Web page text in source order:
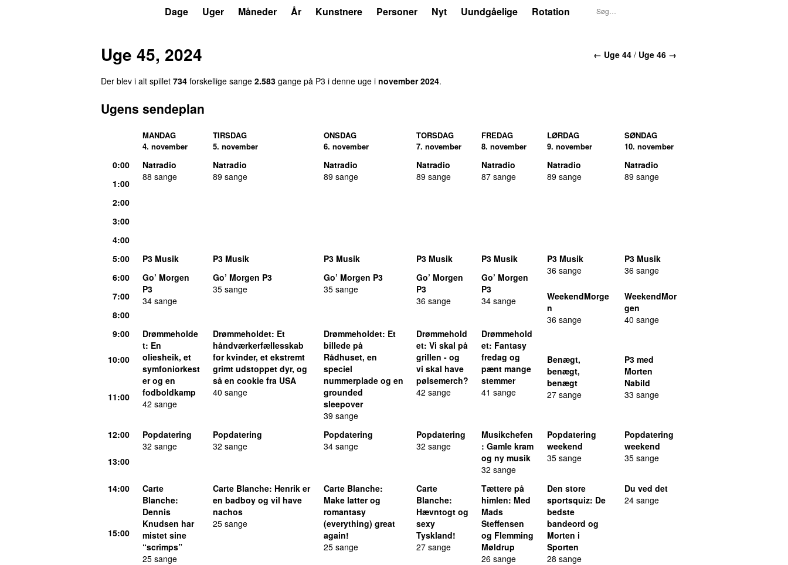
Dage Uger Måneder År Kunstnere Personer Nyt Uundgåelige Rotation
← Uge 44 / Uge 46 →
Uge 45, 2024
Der blev i alt spillet 734 forskellige sange 2.583 gange på P3 i denne uge i november 2024.
Ugens sendeplan
MANDAG
4. november
TIRSDAG
5. november
ONSDAG
6. november
TORSDAG
7. november
FREDAG
8. november
LØRDAG
9. november
SØNDAG
10. november
0:00
Natradio
88 sange
Natradio
89 sange
Natradio
89 sange
Natradio
89 sange
Natradio
87 sange
Natradio
89 sange
Natradio
89 sange
1:00
2:00
3:00
4:00
5:00
P3 Musik P3 Musik P3 Musik P3 Musik P3 Musik
P3 Musik
36 sange
P3 Musik
36 sange
6:00
Go’ Morgen
P3
34 sange
Go’ Morgen P3
35 sange
Go’ Morgen P3
35 sange
Go’ Morgen
P3
36 sange
Go’ Morgen
P3
34 sange
7:00
WeekendMorge
n
36 sange
WeekendMor
gen
40 sange
8:00
9:00
Drømmeholde
t: En
oliesheik, et
symfoniorkest
er og en
fodboldkamp
42 sange
Drømmeholdet: Et
håndværkerfællesskab
for kvinder, et ekstremt
grimt udstoppet dyr, og
så en cookie fra USA
40 sange
Drømmeholdet: Et
billede på
Rådhuset, en
speciel
nummerplade og en
grounded
sleepover
39 sange
Drømmehold
et: Vi skal på
grillen - og
vi skal have
pølsemerch?
42 sange
Drømmehold
et: Fantasy
fredag og
pænt mange
stemmer
41 sange
10:00
Benægt,
benægt,
benægt
27 sange
P3 med
Morten
Nabild
33 sange
11:00
12:00
Popdatering
32 sange
Popdatering
32 sange
Popdatering
34 sange
Popdatering
32 sange
Musikchefen
: Gamle kram
og ny musik
32 sange
Popdatering
weekend
35 sange
Popdatering
weekend
35 sange
13:00
14:00
Carte
Blanche:
Dennis
Knudsen har
mistet sine
“scrimps”
25 sange
Carte Blanche: Henrik er
en badboy og vil have
nachos
25 sange
Carte Blanche:
Make latter og
romantasy
(everything) great
again!
25 sange
Carte
Blanche:
Hævntogt og
sexy
Tyskland!
27 sange
Tættere på
himlen: Med
Mads
Steffensen
og Flemming
Møldrup
26 sange
Den store
sportsquiz: De
bedste
bandeord og
Morten i
Sporten
28 sange
Du ved det
24 sange
15:00